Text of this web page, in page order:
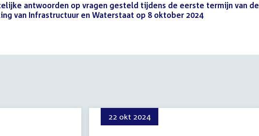
antwoorden op vragen gesteld tijdens de eerste termijn van de
van Infrastructuur en Waterstaat op 8 oktober 2024(PDF)
22 okt 2024